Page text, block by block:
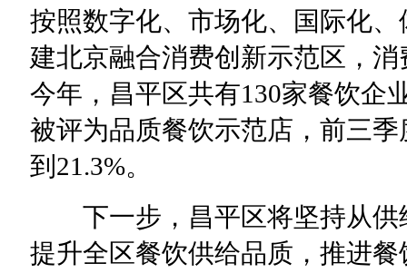
按照数字化、市场化、国际化
建北京融合消费创新示范区，
今年，昌平区共有130家餐饮企
被评为品质餐饮示范店，前三
到21.3%。
下一步，昌平区将坚持从供
提升全区餐饮供给品质，推进